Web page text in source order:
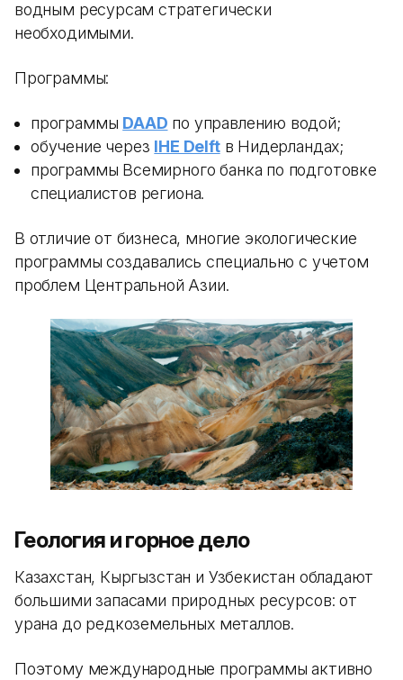
водным ресурсам стратегически
необходимыми.
Программы:
программы DAAD по управлению водой;
обучение через IHE Delftв Нидерландах;
программы Всемирного банка по подготовке
специалистов региона.
В отличие от бизнеса, многие экологические
программы создавались специально с учетом
проблем Центральной Азии.
Геология и горное дело
Казахстан, Кыргызстан и Узбекистан обладают
большими запасами природных ресурсов: от
урана до редкоземельных металлов.
Поэтому международные программы активно